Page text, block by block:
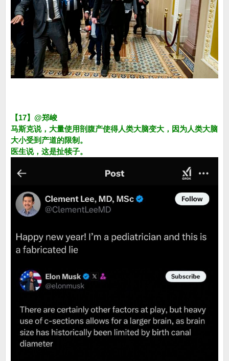
【17】@郑峻
马斯克说，大量使用剖腹产使得人类大脑变大，因为人类大脑
大小受到产道的限制。
医生说，这是扯犊子。